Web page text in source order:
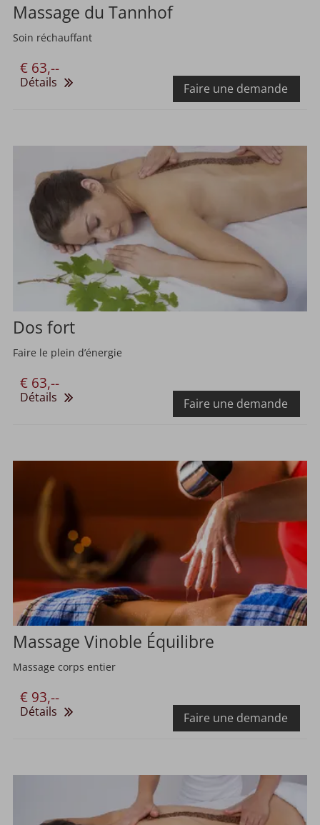
Massage du Tannhof
Soin réchauffant
€ 63,--
Faire une demande
Détails
Dos fort
Faire le plein d’énergie
€ 63,--
Faire une demande
Détails
Massage Vinoble Équilibre
Massage corps entier
€ 93,--
Faire une demande
Détails